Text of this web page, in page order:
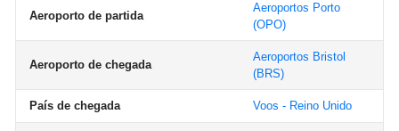
Aeroporto de partida
Aeroportos Porto
(OPO)
Aeroporto de chegada
Aeroportos Bristol
(BRS)
País de chegada Voos - Reino Unido